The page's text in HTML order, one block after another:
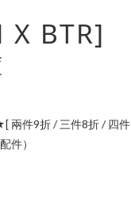
X BTR]
兩件9折 / 三件8折 / 四件
件）